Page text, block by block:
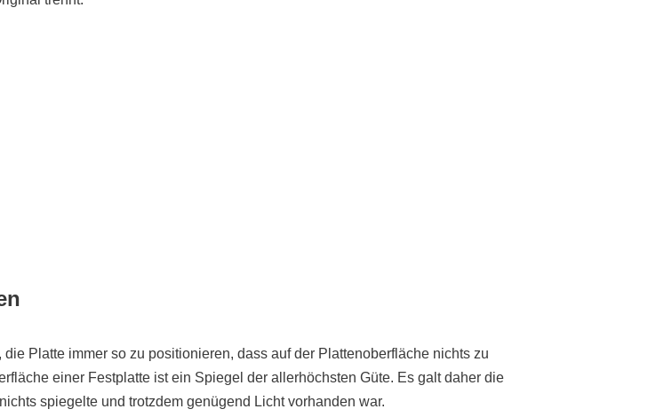
Platte immer so zu positionieren, dass auf der Plattenoberfläche nichts zu
einer Festplatte ist ein Spiegel der allerhöchsten Güte. Es galt daher die
spiegelte und trotzdem genügend Licht vorhanden war.